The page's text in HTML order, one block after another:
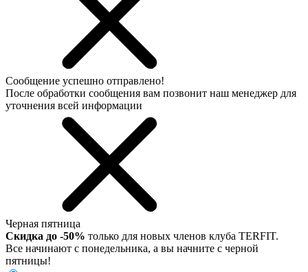
Сообщение успешно отправлено!
После обработки сообщения вам позвонит наш менеджер для
уточнения всей информации
Черная пятница
Скидка до -50% только для новых членов клуба TERFIT.
Все начинают с понедельника, а вы начните с черной
пятницы!